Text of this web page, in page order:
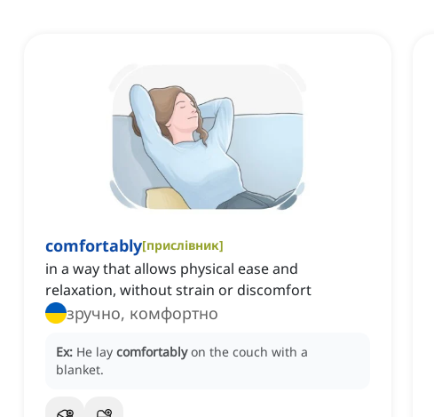
comfortably[прислівник]
in a way that allows physical ease and
relaxation, without strain or discomfort
зручно, комфортно
Ex: He lay comfortably on the couch with a
blanket.